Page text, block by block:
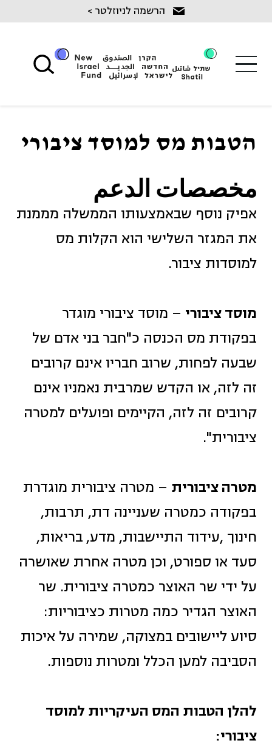
content
הרשמה לניוזלטר >
הטבות מס למוסד ציבורי
مخصصات الدعم
אפיק נוסף שבאמצעותו הממשלה מממנת
את המגזר השלישי הוא הקלות מס
למוסדות ציבור.
מוסד ציבורי – מוסד ציבורי מוגדר
בפקודת מס הכנסה כ"חבר בני אדם של
שבעה לפחות, שרוב חבריו אינם קרובים
זה לזה, או הקדש שמרבית נאמניו אינם
קרובים זה לזה, הקיימים ופועלים למטרה
ציבורית".
מטרה ציבורית – מטרה ציבורית מוגדרת
בפקודה כמטרה שעניינה דת, תרבות,
חינוך ,עידוד התיישבות, מדע, בריאות,
סעד או ספורט, וכן מטרה אחרת שאושרה
על ידי שר האוצר כמטרה ציבורית. שר
האוצר הגדיר כמה מטרות כציבוריות:
סיוע ליישובים במצוקה, שמירה על איכות
הסביבה למען הכלל ומטרות נוספות.
להלן הטבות המס העיקריות למוסד
ציבורי: